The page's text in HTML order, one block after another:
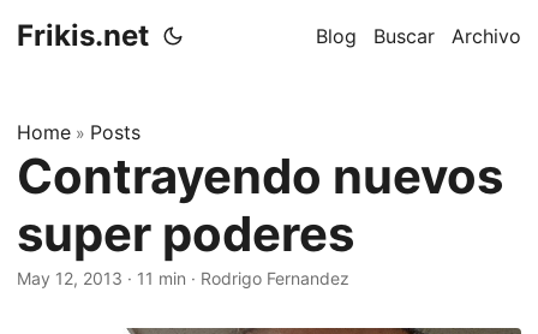
Frikis.net Blog Buscar Archivo
Home » Posts
Contrayendo nuevos
super poderes
May 12, 2013 · 11 min · Rodrigo Fernandez